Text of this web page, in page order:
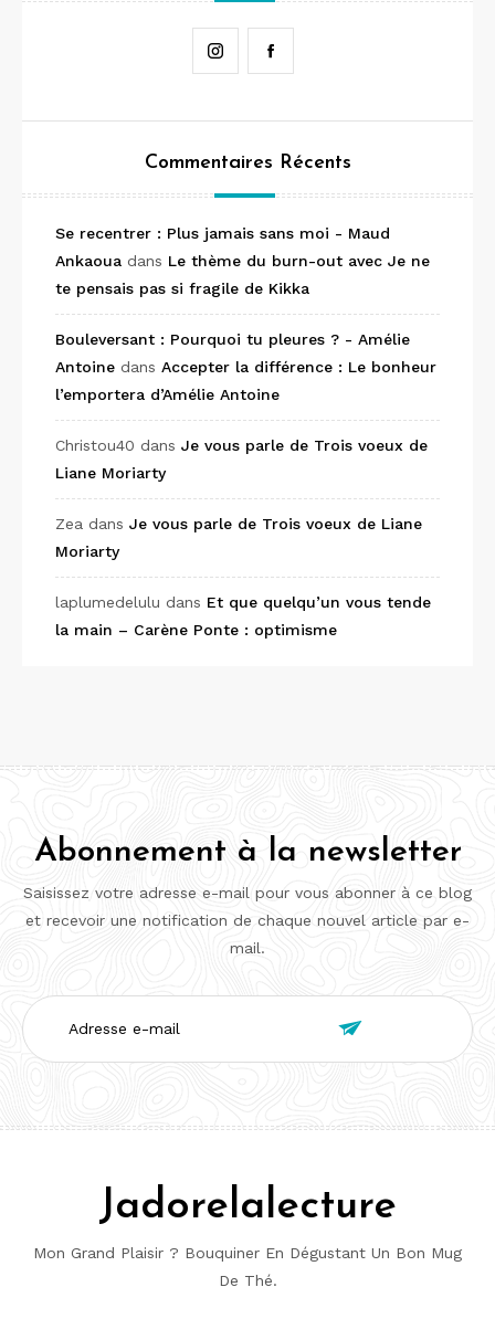
Instagram
Commentaires Récents
Se recentrer : Plus jamais sans moi - Maud
Ankaoua dans Le thème du burn-out avec Je ne
te pensais pas si fragile de Kikka
Bouleversant : Pourquoi tu pleures ? - Amélie
Antoine dans Accepter la différence : Le bonheur
l’emportera d’Amélie Antoine
Christou40 dans Je vous parle de Trois voeux de
Liane Moriarty
Zea dans Je vous parle de Trois voeux de Liane
Moriarty
laplumedelulu dans Et que quelqu’un vous tende
la main – Carène Ponte : optimisme
Abonnement à la newsletter
Saisissez votre adresse e-mail pour vous abonner à ce blog
et recevoir une notification de chaque nouvel article par e-
mail.
Adresse
e-
mail

Jadorelalecture
Mon Grand Plaisir ? Bouquiner En Dégustant Un Bon Mug
De Thé.